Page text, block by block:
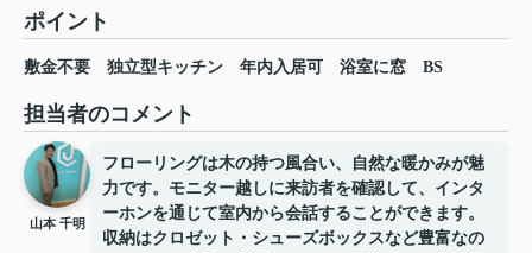
ポイント
敷金不要 独立型キッチン 年内入居可 浴室に窓 BS
担当者のコメント
山本 千明
フローリングは木の持つ風合い、自然な暖かみが魅
力です。モニター越しに来訪者を確認して、インタ
ーホンを通じて室内から会話することができます。
収納はクロゼット・シューズボックスなど豊富なの